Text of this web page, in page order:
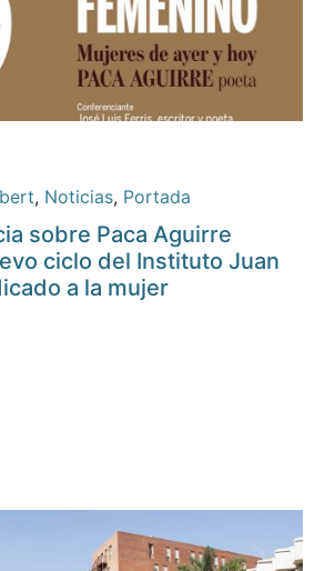
, Noticias, Portada
sobre Paca Aguirre
ciclo del Instituto Juan
a la mujer